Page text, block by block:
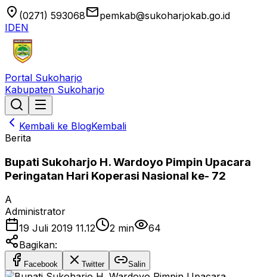
location_on (0271) 593068emailpemkab@sukoharjokab.go.id
IDEN
Portal Sukoharjo
Kabupaten Sukoharjo
Kembali ke BlogKembali
Berita
Bupati Sukoharjo H. Wardoyo Pimpin Upacara
Peringatan Hari Koperasi Nasional ke- 72
A
Administrator
19 Juli 2019 11.12
2 min
64
Bagikan:
Facebook Twitter Salin